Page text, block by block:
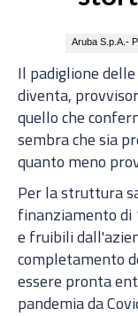
Il padiglione
diventa,
quello che
sembra che sia
quanto meno
Per la struttura
finanziamento di
e fruibili
completamento
essere pronta
pandemia da